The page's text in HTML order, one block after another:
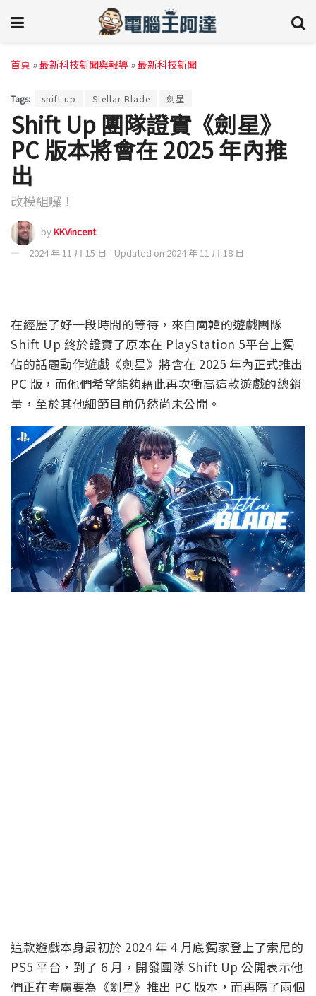
首頁 »最新科技新聞與報導 »最新科技新聞
Tags: shift up Stellar Blade 劍星
Shift Up 團隊證實《劍星》
PC 版本將會在 2025 年內推
出
改模組囉！
byKKVincent
2024 年 11 月 15 日 - Updated on 2024 年 11 月 18 日
在經歷了好一段時間的等待，來自南韓的遊戲團隊
Shift Up 終於證實了原本在 PlayStation 5平台上獨
佔的話題動作遊戲《劍星》將會在 2025 年內正式推出
PC 版，而他們希望能夠藉此再次衝高這款遊戲的總銷
量，至於其他細節目前仍然尚未公開。
這款遊戲本身最初於 2024 年 4 月底獨家登上了索尼的
PS5 平台，到了 6 月，開發團隊 Shift Up 公開表示他
們正在考慮要為《劍星》推出 PC 版本，而再隔了兩個